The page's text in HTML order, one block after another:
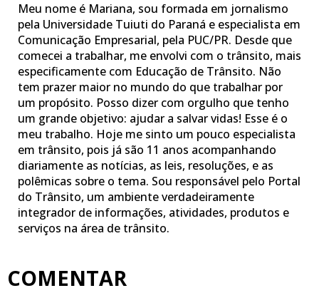
Meu nome é Mariana, sou formada em jornalismo
pela Universidade Tuiuti do Paraná e especialista em
Comunicação Empresarial, pela PUC/PR. Desde que
comecei a trabalhar, me envolvi com o trânsito, mais
especificamente com Educação de Trânsito. Não
tem prazer maior no mundo do que trabalhar por
um propósito. Posso dizer com orgulho que tenho
um grande objetivo: ajudar a salvar vidas! Esse é o
meu trabalho. Hoje me sinto um pouco especialista
em trânsito, pois já são 11 anos acompanhando
diariamente as notícias, as leis, resoluções, e as
polêmicas sobre o tema. Sou responsável pelo Portal
do Trânsito, um ambiente verdadeiramente
integrador de informações, atividades, produtos e
serviços na área de trânsito.
COMENTAR